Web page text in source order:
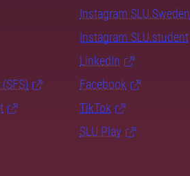
Instagram SLU.Sweden
Instagram SLU.student
LinkedIn
Facebook
TikTok
SLU Play